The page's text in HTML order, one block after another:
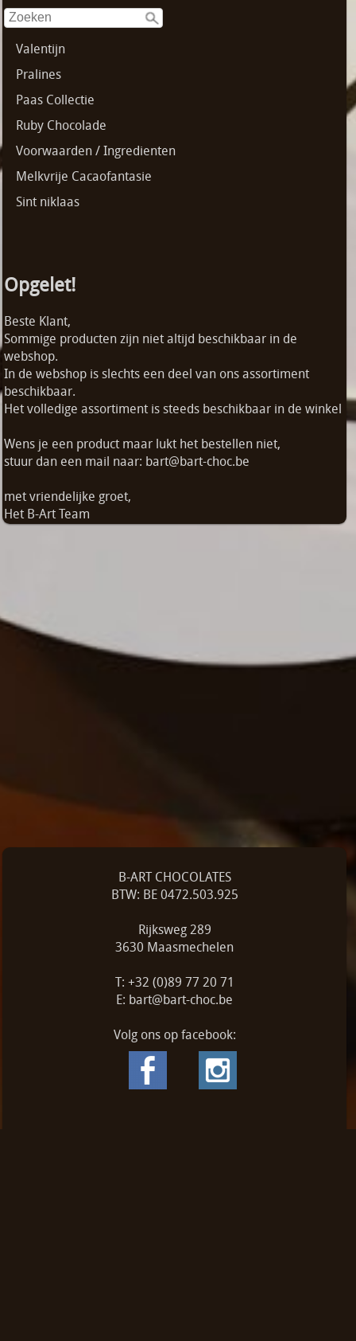
Valentijn
Pralines
Paas Collectie
Ruby Chocolade
Voorwaarden / Ingredienten
Melkvrije Cacaofantasie
Sint niklaas
Opgelet!
Beste Klant,
Sommige producten zijn niet altijd beschikbaar in de
webshop.
In de webshop is slechts een deel van ons assortiment
beschikbaar.
Het volledige assortiment is steeds beschikbaar in de winkel
Wens je een product maar lukt het bestellen niet,
stuur dan een mail naar: bart@bart-choc.be
met vriendelijke groet,
Het B-Art Team
B-ART CHOCOLATES
BTW: BE 0472.503.925
Rijksweg 289
3630 Maasmechelen
T: +32 (0)89 77 20 71
E: bart@bart-choc.be
Volg ons op facebook: